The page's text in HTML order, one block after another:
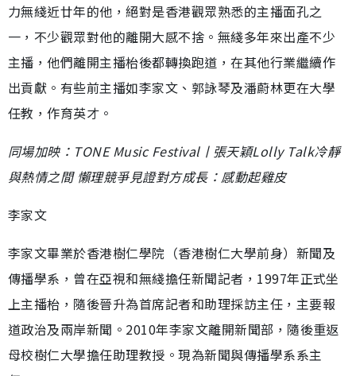
力無綫近廿年的他，絕對是香港觀眾熟悉的主播面孔之
一，不少觀眾對他的離開大感不捨。無綫多年來出產不少
主播，他們離開主播枱後都轉換跑道，在其他行業繼續作
出貢獻。有些前主播如李家文、郭詠琴及潘蔚林更在大學
任教，作育英才。
同場加映：TONE Music Festival丨張天穎Lolly Talk冷靜
與熱情之間 懶理競爭見證對方成長：感動起雞皮
李家文
李家文畢業於香港樹仁學院（香港樹仁大學前身）新聞及
傳播學系，曾在亞視和無綫擔任新聞記者，1997年正式坐
上主播枱，隨後晉升為首席記者和助理採訪主任，主要報
道政治及兩岸新聞。2010年李家文離開新聞部，隨後重返
母校樹仁大學擔任助理教授。現為新聞與傳播學系系主